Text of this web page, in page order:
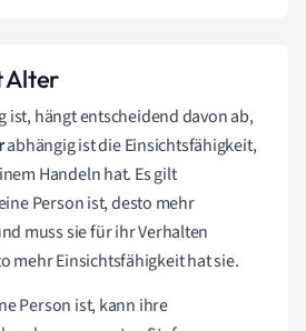
Alter
ist, hängt entscheidend davon ab,
abhängig ist die Einsichtsfähigkeit,
Handeln hat. Es gilt
Person ist, desto mehr
muss sie für ihr Verhalten
mehr Einsichtsfähigkeit hat sie.
Person ist, kann ihre